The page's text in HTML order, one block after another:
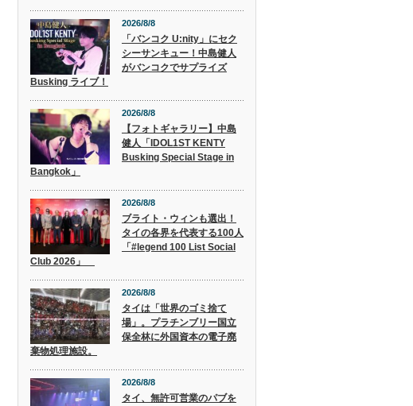
2026/8/8
「バンコク U:nity」にセク
シーサンキュー！中島健人
がバンコクでサプライズ
Busking ライブ！
2026/8/8
【フォトギャラリー】中島
健人「IDOL1ST KENTY
Busking Special Stage in
Bangkok」
2026/8/8
ブライト・ウィンも選出！
タイの各界を代表する100人
「#legend 100 List Social
Club 2026」
2026/8/8
タイは「世界のゴミ捨て
場」。プラチンブリー国立
保全林に外国資本の電子廃
棄物処理施設。
2026/8/8
タイ、無許可営業のパブを